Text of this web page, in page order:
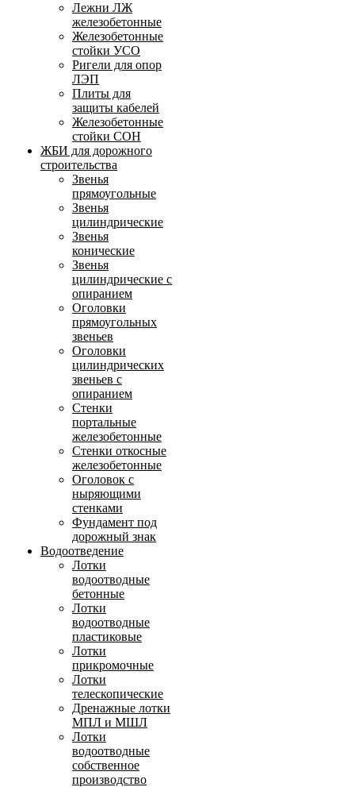
Лежни ЛЖ
железобетонные
Железобетонные
стойки УСО
Ригели для опор
ЛЭП
Плиты для
защиты кабелей
Железобетонные
стойки СОН
ЖБИ для дорожного
строительства
Звенья
прямоугольные
Звенья
цилиндрические
Звенья
конические
Звенья
цилиндрические с
опиранием
Оголовки
прямоугольных
звеньев
Оголовки
цилиндрических
звеньев с
опиранием
Стенки
портальные
железобетонные
Стенки откосные
железобетонные
Оголовок с
ныряющими
стенками
Фундамент под
дорожный знак
Водоотведение
Лотки
водоотводные
бетонные
Лотки
водоотводные
пластиковые
Лотки
прикромочные
Лотки
телескопические
Дренажные лотки
МПЛ и МШЛ
Лотки
водоотводные
собственное
производство